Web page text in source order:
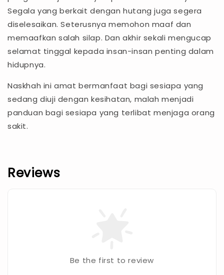
Segala yang berkait dengan hutang juga segera
diselesaikan. Seterusnya memohon maaf dan
memaafkan salah silap. Dan akhir sekali mengucap
selamat tinggal kepada insan-insan penting dalam
hidupnya.
Naskhah ini amat bermanfaat bagi sesiapa yang
sedang diuji dengan kesihatan, malah menjadi
panduan bagi sesiapa yang terlibat menjaga orang
sakit.
Reviews
Be the first to review